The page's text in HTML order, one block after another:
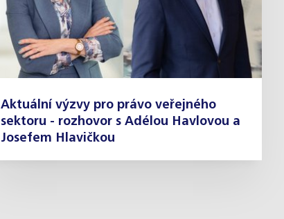
Aktuální výzvy pro právo veřejného
sektoru - rozhovor s Adélou Havlovou a
Josefem Hlavičkou